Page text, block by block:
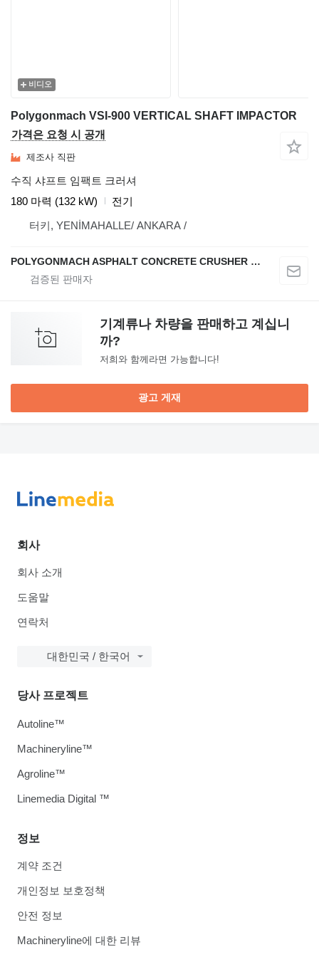
비디오
Polygonmach VSI-900 VERTICAL SHAFT IMPACTOR
가격은 요청 시 공개
제조사 직판
수직 샤프트 임팩트 크러셔
180 마력 (132 kW)
전기
터키, YENİMAHALLE/ ANKARA /
POLYGONMACH ASPHALT CONCRETE CRUSHER SYSTEMS
기계류나 차량을 판매하고 계십니
까?
저희와 함께라면 가능합니다!
광고 게재
회사
회사 소개
도움말
연락처
대한민국 / 한국어
정보
계약 조건
개인정보 보호정책
안전 정보
Machineryline에 대한 리뷰
당사 프로젝트
Autoline™
Machineryline™
Agroline™
Linemedia Digital ™